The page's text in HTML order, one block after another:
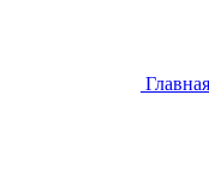
Главная